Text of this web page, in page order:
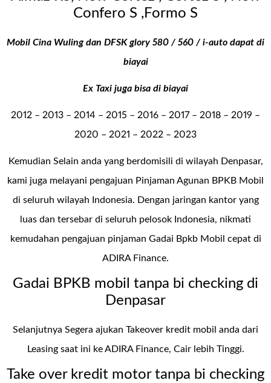
Confero S ,Formo S
Mobil Cina Wuling dan DFSK glory 580 / 560 / i-auto dapat di
biayai
Ex Taxi juga bisa di biayai
2012 – 2013 – 2014 – 2015 – 2016 – 2017 – 2018 – 2019 –
2020 – 2021 – 2022 – 2023
Kemudian Selain anda yang berdomisili di wilayah Denpasar,
kami juga melayani pengajuan Pinjaman Agunan BPKB Mobil
di seluruh wilayah Indonesia. Dengan jaringan kantor yang
luas dan tersebar di seluruh pelosok Indonesia, nikmati
kemudahan pengajuan pinjaman Gadai Bpkb Mobil cepat di
ADIRA Finance.
Gadai BPKB mobil tanpa bi checking di
Denpasar
Selanjutnya Segera ajukan Takeover kredit mobil anda dari
Leasing saat ini ke ADIRA Finance, Cair lebih Tinggi.
Take over kredit motor tanpa bi checking